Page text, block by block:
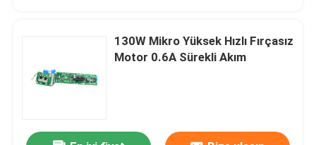
130W Mikro Yüksek Hızlı Fırçasız
Motor 0.6A Sürekli Akım